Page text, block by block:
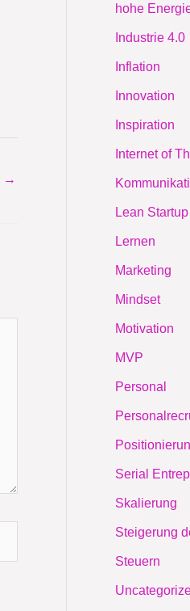
→
hohe
Industrie 4.0
Inflation
Innovation
Inspiration
Internet of
Lean Startup
Lernen
Marketing
Mindset
Motivation
MVP
Personal
Serial
Skalierung
Steigerung
Steuern